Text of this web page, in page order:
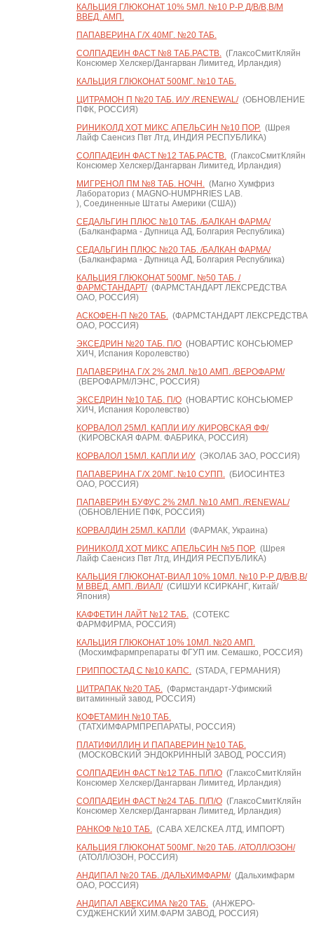
КАЛЬЦИЯ ГЛЮКОНАТ 10% 5МЛ. №10 Р-Р Д/В/В,В/М
ВВЕД. АМП.
ПАПАВЕРИНА Г/Х 40МГ. №20 ТАБ.
СОЛПАДЕИН ФАСТ №8 ТАБ.РАСТВ.(ГлаксоСмитКляйн
Консюмер Хелскер/Дангарван Лимитед, Ирландия)
КАЛЬЦИЯ ГЛЮКОНАТ 500МГ. №10 ТАБ.
ЦИТРАМОН П №20 ТАБ. И/У /RENEWAL/(ОБНОВЛЕНИЕ
ПФК, РОССИЯ)
РИНИКОЛД ХОТ МИКС АПЕЛЬСИН №10 ПОР.(Шрея
Лайф Саенсиз Пвт Лтд, ИНДИЯ РЕСПУБЛИКА)
СОЛПАДЕИН ФАСТ №12 ТАБ.РАСТВ.(ГлаксоСмитКляйн
Консюмер Хелскер/Дангарван Лимитед, Ирландия)
МИГРЕНОЛ ПМ №8 ТАБ. НОЧН.(Магно Хумфриз
Лабораториз ( MAGNO-HUMPHRIES LAB.
), Соединенные Штаты Америки (США))
СЕДАЛЬГИН ПЛЮС №10 ТАБ. /БАЛКАН ФАРМА/
(Балканфарма - Дупница АД, Болгария Республика)
СЕДАЛЬГИН ПЛЮС №20 ТАБ. /БАЛКАН ФАРМА/
(Балканфарма - Дупница АД, Болгария Республика)
КАЛЬЦИЯ ГЛЮКОНАТ 500МГ. №50 ТАБ. /
ФАРМСТАНДАРТ/(ФАРМСТАНДАРТ ЛЕКСРЕДСТВА
ОАО, РОССИЯ)
АСКОФЕН-П №20 ТАБ.(ФАРМСТАНДАРТ ЛЕКСРЕДСТВА
ОАО, РОССИЯ)
ЭКСЕДРИН №20 ТАБ. П/О(НОВАРТИС КОНСЬЮМЕР
ХИЧ, Испания Королевство)
ПАПАВЕРИНА Г/Х 2% 2МЛ. №10 АМП. /ВЕРОФАРМ/
(ВЕРОФАРМ/ЛЭНС, РОССИЯ)
ЭКСЕДРИН №10 ТАБ. П/О(НОВАРТИС КОНСЬЮМЕР
ХИЧ, Испания Королевство)
КОРВАЛОЛ 25МЛ. КАПЛИ И/У /КИРОВСКАЯ ФФ/
(КИРОВСКАЯ ФАРМ. ФАБРИКА, РОССИЯ)
КОРВАЛОЛ 15МЛ. КАПЛИ И/У(ЭКОЛАБ ЗАО, РОССИЯ)
ПАПАВЕРИНА Г/Х 20МГ. №10 СУПП.(БИОСИНТЕЗ
ОАО, РОССИЯ)
ПАПАВЕРИН БУФУС 2% 2МЛ. №10 АМП. /RENEWAL/
(ОБНОВЛЕНИЕ ПФК, РОССИЯ)
КОРВАЛДИН 25МЛ. КАПЛИ (ФАРМАК, Украина)
РИНИКОЛД ХОТ МИКС АПЕЛЬСИН №5 ПОР.(Шрея
Лайф Саенсиз Пвт Лтд, ИНДИЯ РЕСПУБЛИКА)
КАЛЬЦИЯ ГЛЮКОНАТ-ВИАЛ 10% 10МЛ. №10 Р-Р Д/В/В,В/
М ВВЕД. АМП. /ВИАЛ/(СИШУИ КСИРКАНГ, Китай/
Япония)
КАФФЕТИН ЛАЙТ №12 ТАБ.(СОТЕКС
ФАРМФИРМА, РОССИЯ)
КАЛЬЦИЯ ГЛЮКОНАТ 10% 10МЛ. №20 АМП.
(Мосхимфармпрепараты ФГУП им. Семашко, РОССИЯ)
ГРИППОСТАД С №10 КАПС.(STADA, ГЕРМАНИЯ)
ЦИТРАПАК №20 ТАБ.(Фармстандарт-Уфимский
витаминный завод, РОССИЯ)
КОФЕТАМИН №10 ТАБ.
(ТАТХИМФАРМПРЕПАРАТЫ, РОССИЯ)
ПЛАТИФИЛЛИН И ПАПАВЕРИН №10 ТАБ.
(МОСКОВСКИЙ ЭНДОКРИННЫЙ ЗАВОД, РОССИЯ)
СОЛПАДЕИН ФАСТ №12 ТАБ. П/П/О(ГлаксоСмитКляйн
Консюмер Хелскер/Дангарван Лимитед, Ирландия)
СОЛПАДЕИН ФАСТ №24 ТАБ. П/П/О(ГлаксоСмитКляйн
Консюмер Хелскер/Дангарван Лимитед, Ирландия)
РАНКОФ №10 ТАБ.(САВА ХЕЛСКЕА ЛТД, ИМПОРТ)
КАЛЬЦИЯ ГЛЮКОНАТ 500МГ. №20 ТАБ. /АТОЛЛ/ОЗОН/
(АТОЛЛ/ОЗОН, РОССИЯ)
АНДИПАЛ №20 ТАБ. /ДАЛЬХИМФАРМ/(Дальхимфарм
ОАО, РОССИЯ)
АНДИПАЛ АВЕКСИМА №20 ТАБ.(АНЖЕРО-
СУДЖЕНСКИЙ ХИМ.ФАРМ ЗАВОД, РОССИЯ)